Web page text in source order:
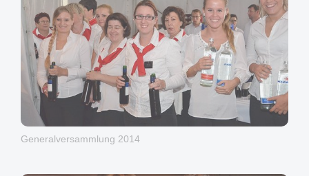
Generalversammlung 2014